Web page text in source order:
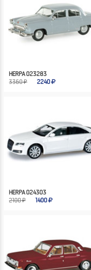
HERPA 023283
3360 ₽
2240
HERPA 024303
2100 ₽
1400